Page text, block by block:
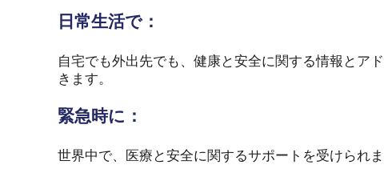
日常生活で：
自宅でも外出先でも、健康と安全に関する情報とア
きます。
緊急時に：
世界中で、医療と安全に関するサポートを受けられま